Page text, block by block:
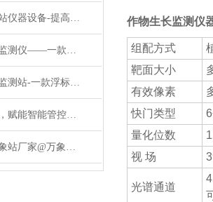
中学校园气象站仪器设备-提高气象预报的准确性中小学校园气象站
光伏电站环境监测仪——一款有大数据分析的光伏电站环境监测仪2024已更新
河道水质在线监测站-一款浮标式在线水质监测站#2023已更新
深耕罐区安全，赋能智能管控——防爆气象站的核心价值解析
五要素自动气象站厂家@万象环境#降雨降温资讯
作物生长监测仪
组配方式
靶面大小
有效像素
快门类型
量化位数
视 场
光谱通道